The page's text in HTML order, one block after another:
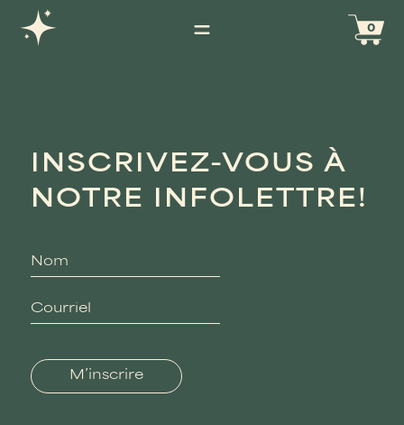
0
INSCRIVEZ-VOUS À
NOTRE INFOLETTRE!